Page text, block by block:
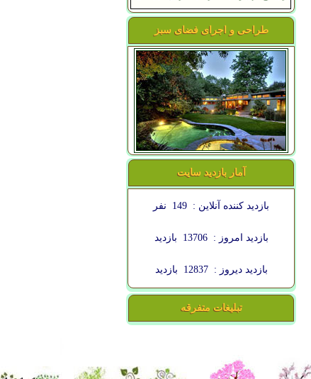
طراحی و اجرای فضای سبز
آمار بازدید سایت
بازدید کننده آنلاین : 149 نفر
بازدید امروز : 13706 بازدید
بازدید دیروز : 12837 بازدید
تبلیغات متفرقه